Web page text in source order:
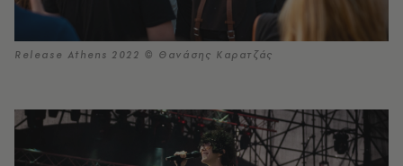
Release Athens 2022 © Θανάσης Καρατζάς